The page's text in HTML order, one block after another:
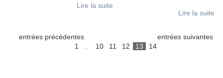
Lire la suite
Lire la suite
entrées précédentes
entrées suivantes
1
10 11 12 13 14